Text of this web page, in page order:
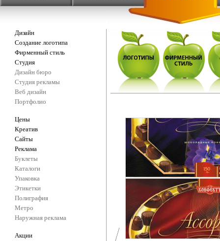
Дизайн
Создание логотипа
Фирменный стиль
Студия
Дизайн бюро
Студия рекламы
Веб дизайн
Портфолио
Цены
Креатив
Сайты
Реклама
Буклеты
Каталоги
Упаковка
Этикетки
Полиграфия
Метро
Наружная реклама
Акции